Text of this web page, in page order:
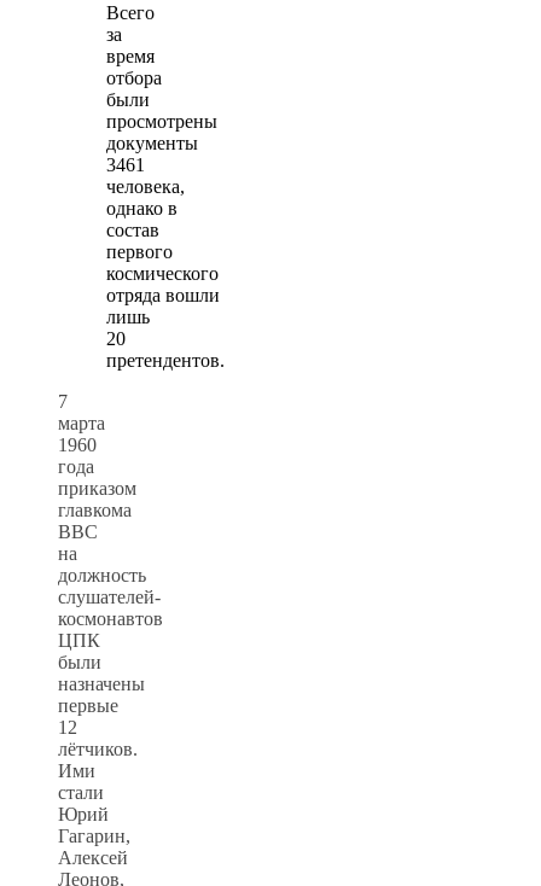
Всего
за
время
отбора
были
просмотрены
документы
3461
человека,
однако в
состав
первого
космического
отряда вошли
лишь
20
претендентов.
7
марта
1960
года
приказом
главкома
ВВС
на
должность
слушателей-
космонавтов
ЦПК
были
назначены
первые
12
лётчиков.
Ими
стали
Юрий
Гагарин,
Алексей
Леонов,